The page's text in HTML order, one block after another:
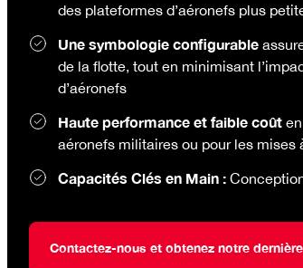
des plateformes d’aéronefs plus
Une symbologie configurable
de la flotte, tout en minimisant
d’aéronefs
Haute performance et faible coût
aéronefs militaires ou pour les mises
Capacités Clés en Main :
Contactez-nous et obtenez notre